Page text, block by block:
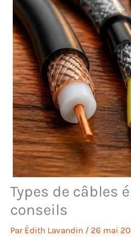
Types de câbles
conseils
Par Édith Lavandin / 26 mai